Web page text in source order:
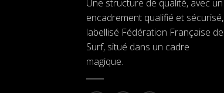
Une structure de qualité, avec un
encadrement qualifié et sécurisé,
labellisé Fédération Française de
Surf, situé dans un cadre
magique.